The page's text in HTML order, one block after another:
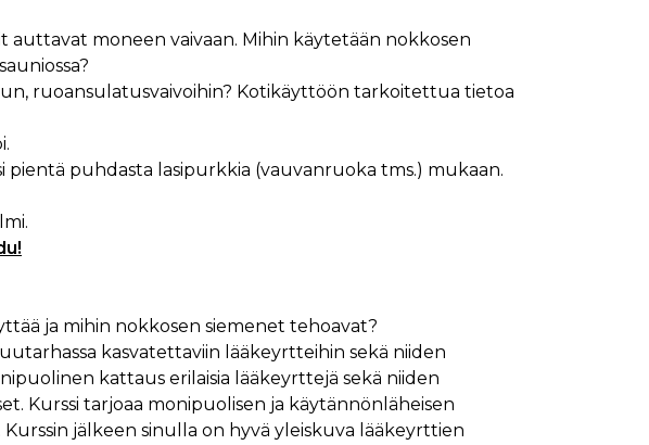
moneen vaivaan. Mihin käytetään nokkosen
ruoansulatusvaivoihin? Kotikäyttöön tarkoitettua tietoa
pientä puhdasta lasipurkkia (vauvanruoka tms.) mukaan.
ja mihin nokkosen siemenet tehoavat?
kasvatettaviin lääkeyrtteihin sekä niiden
kattaus erilaisia lääkeyrttejä sekä niiden
Kurssi tarjoaa monipuolisen ja käytännönläheisen
jälkeen sinulla on hyvä yleiskuva lääkeyrttien